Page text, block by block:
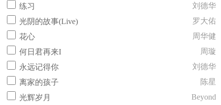
练习
刘德华
光阴的故事(Live)
罗大佑
花心
周华健
何日君再来I
周璇
永远记得你
刘德华
离家的孩子
陈星
光辉岁月
Beyond